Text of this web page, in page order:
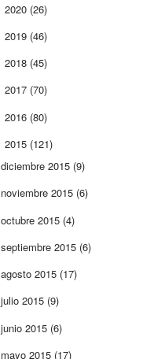
2020 (26)
2019 (46)
2018 (45)
2017 (70)
2016 (80)
2015 (121)
diciembre 2015 (9)
noviembre 2015 (6)
octubre 2015 (4)
septiembre 2015 (6)
agosto 2015 (17)
julio 2015 (9)
junio 2015 (6)
mayo 2015 (17)